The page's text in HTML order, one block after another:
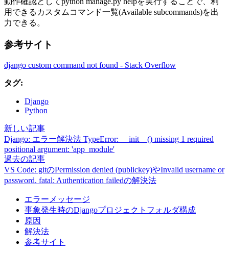
用できるカスタムコマンド一覧(Available subcommands)を出
力できる。
参考サイト
django custom command not found - Stack Overflow
タグ:
Django
Python
新しい記事
Django: エラー解決法 TypeError: __init__() missing 1 required
positional argument: 'app_module'
過去の記事
VS Code: gitのPermission denied (publickey)やInvalid username or
password. fatal: Authentication failedの解決法
エラーメッセージ
事象発生時のDjangoプロジェクトフォルダ構成
原因
解決法
参考サイト